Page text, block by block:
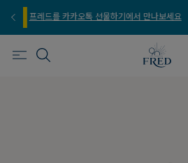
세요 프레드를 이